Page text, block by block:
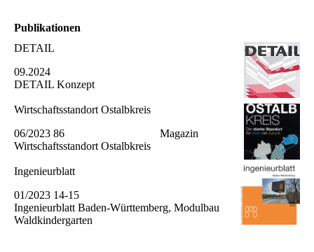
Publikationen
DETAIL
09.2024
DETAIL Konzept
Wirtschaftsstandort Ostalbkreis
06/2023 86 Magazin
Wirtschaftsstandort Ostalbkreis
Ingenieurblatt
01/2023 14-15
Ingenieurblatt Baden-Württemberg, Modulbau
Waldkindergarten